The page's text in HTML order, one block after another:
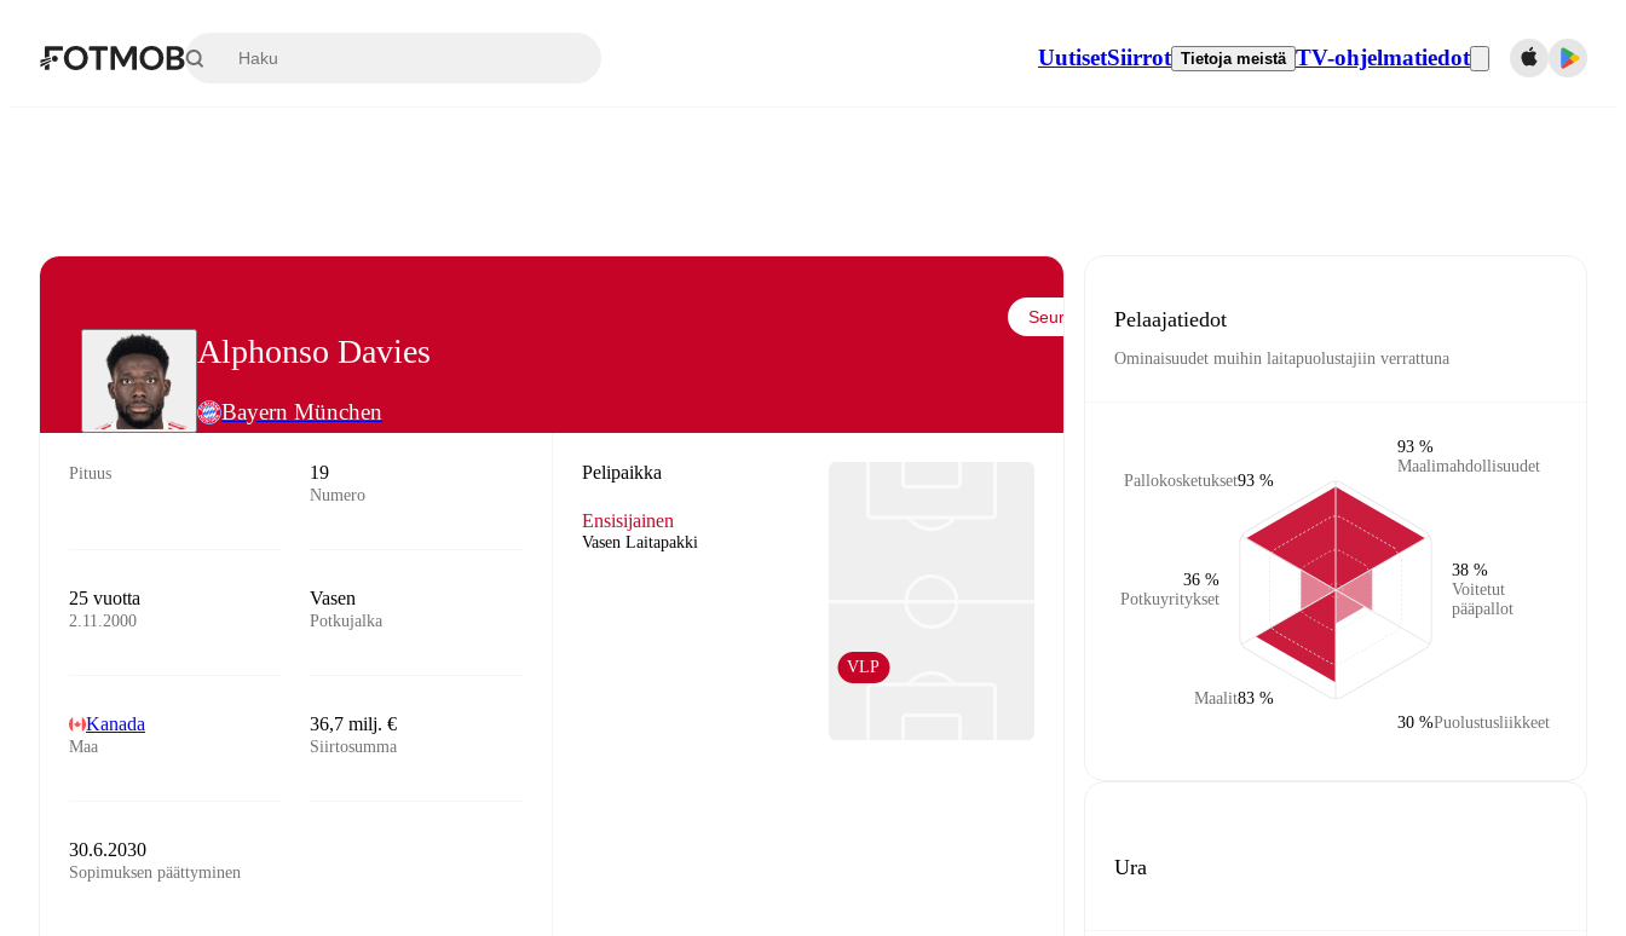
UutisetSiirrot Tietoja meistä TV-ohjelmatiedot
Alphonso Davies
Bayern München
Seuraa
Pituus 19
Numero
25 vuotta
2.11.2000
Vasen
Potkujalka
Kanada
Maa
36,7 milj. €
Siirtosumma
30.6.2030
Sopimuksen päättyminen
Pelipaikka
Ensisijainen
Vasen Laitapakki
VLP
Pelaajatiedot
Ominaisuudet muihin laitapuolustajiin verrattuna
Pallokosketukset93 %
Potkuyritykset
36 %
Maalit83 %
Maalimahdollisuudet
93 %
Voitetut
pääpallot
38 %
Puolustusliikkeet
30 %
Ura